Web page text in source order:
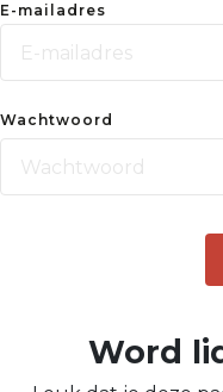
E-mailadres
Wachtwoord
Word